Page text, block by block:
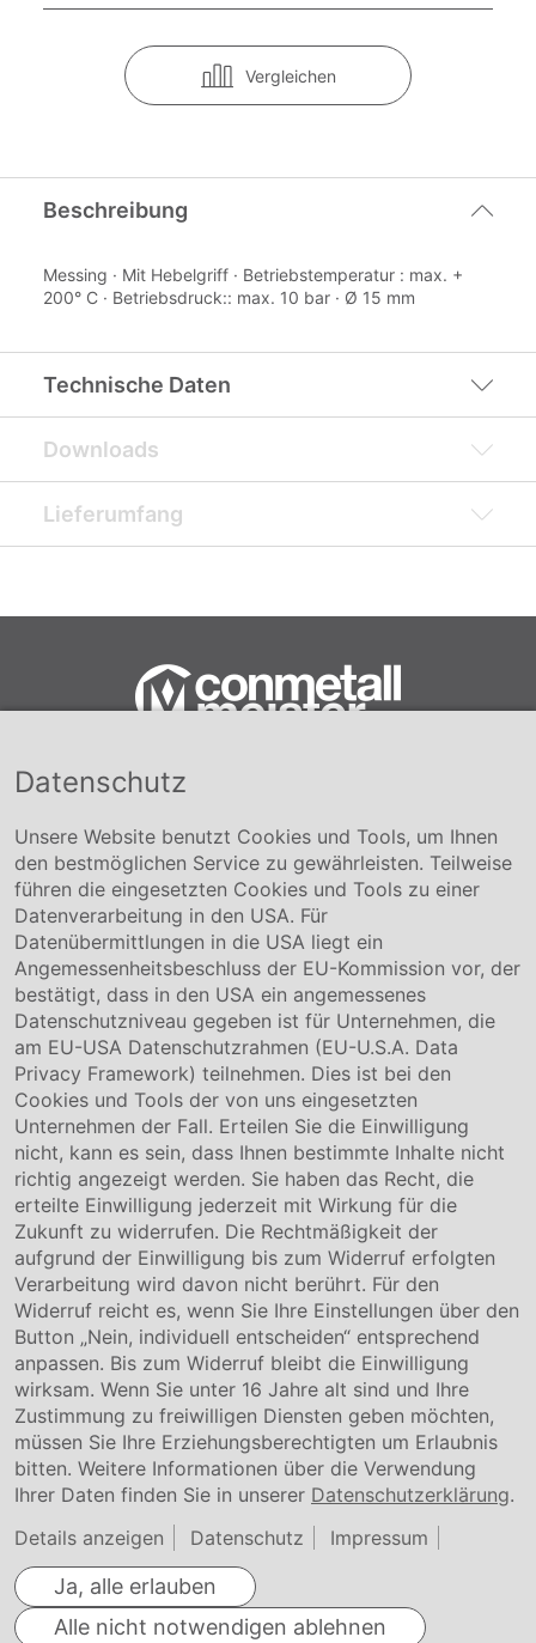
Vergleichen
Beschreibung
Messing · Mit Hebelgriff · Betriebstemperatur : max. +
200° C · Betriebsdruck:: max. 10 bar · Ø 15 mm
Technische Daten
Downloads
Lieferumfang
Conmetall Meister GmbH
+49 5141-180
info@conmetallmeister.de
www.conmetallmeister.de
Unternehmen
Über uns
Compliance
Hinweisgebersystem
Karriere
Service & Kontakt
Kontakt
Downloads
Garantiebedingungen
Zertifikate
Rechtliches
Impressum
AGB
Datenschutz
Cookie Einstellung
Datenschutz
Unsere Website benutzt Cookies und Tools, um Ihnen
den bestmöglichen Service zu gewährleisten. Teilweise
führen die eingesetzten Cookies und Tools zu einer
Datenverarbeitung in den USA. Für
Datenübermittlungen in die USA liegt ein
Angemessenheitsbeschluss der EU-Kommission vor, der
bestätigt, dass in den USA ein angemessenes
Datenschutzniveau gegeben ist für Unternehmen, die
am EU-USA Datenschutzrahmen (EU-U.S.A. Data
Privacy Framework) teilnehmen. Dies ist bei den
Cookies und Tools der von uns eingesetzten
Unternehmen der Fall. Erteilen Sie die Einwilligung
nicht, kann es sein, dass Ihnen bestimmte Inhalte nicht
richtig angezeigt werden. Sie haben das Recht, die
erteilte Einwilligung jederzeit mit Wirkung für die
Zukunft zu widerrufen. Die Rechtmäßigkeit der
aufgrund der Einwilligung bis zum Widerruf erfolgten
Verarbeitung wird davon nicht berührt. Für den
Widerruf reicht es, wenn Sie Ihre Einstellungen über den
Button „Nein, individuell entscheiden“ entsprechend
anpassen. Bis zum Widerruf bleibt die Einwilligung
wirksam. Wenn Sie unter 16 Jahre alt sind und Ihre
Zustimmung zu freiwilligen Diensten geben möchten,
müssen Sie Ihre Erziehungsberechtigten um Erlaubnis
bitten. Weitere Informationen über die Verwendung
Ihrer Daten finden Sie in unserer Datenschutzerklärung.
Details anzeigen
Datenschutz Impressum
Ja, alle erlauben
Alle nicht notwendigen ablehnen